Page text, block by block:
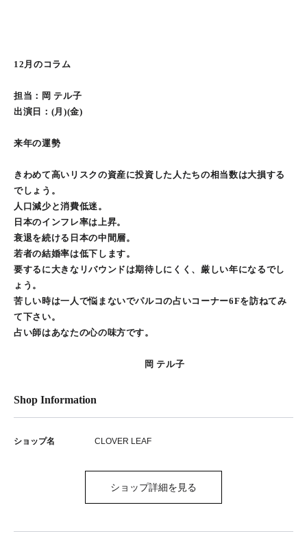
12月のコラム
担当：岡 テル子
出演日：(月)(金)
来年の運勢
きわめて高いリスクの資産に投資した人たちの相当数は大損する
でしょう。
人口減少と消費低迷。
日本のインフレ率は上昇。
衰退を続ける日本の中間層。
若者の結婚率は低下します。
要するに大きなリバウンドは期待しにくく、厳しい年になるでし
ょう。
苦しい時は一人で悩まないでパルコの占いコーナー6Fを訪ねてみ
て下さい。
占い師はあなたの心の味方です。
岡 テル子
Shop Information
ショップ名 CLOVER LEAF
ショップ詳細を見る